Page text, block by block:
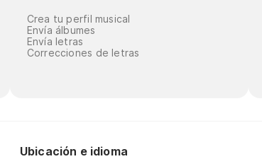
Crea tu perfil musical
Envía álbumes
Envía letras
Correcciones de letras
Ubicación e idioma